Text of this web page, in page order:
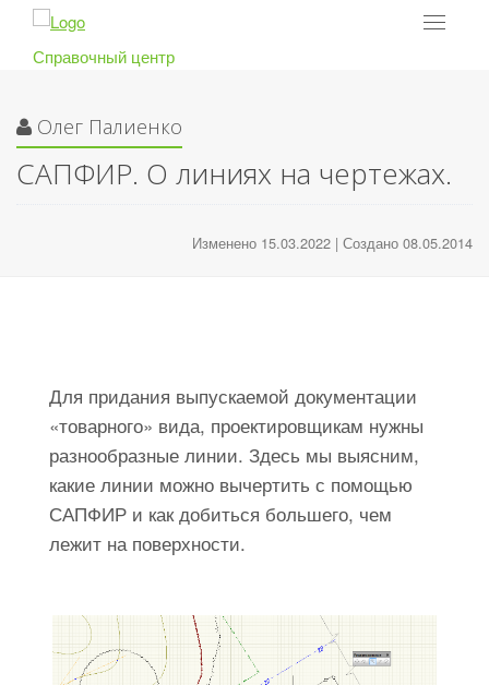
Toggle
Справочный центр
Олег Палиенко
САПФИР. О линиях на чертежах.
Изменено 15.03.2022 | Создано 08.05.2014
Для придания выпускаемой документации
«товарного» вида, проектировщикам нужны
разнообразные линии. Здесь мы выясним,
какие линии можно вычертить с помощью
САПФИР и как добиться большего, чем
лежит на поверхности.